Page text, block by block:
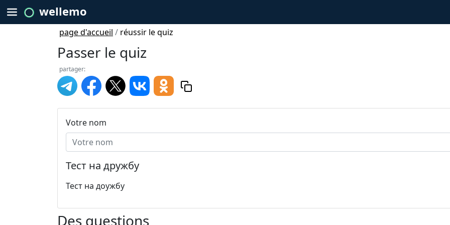
wellemo
page d'accueil / réussir le quiz
Passer le quiz
partager:
Votre nom
Тест на дружбу
Тест на доужбу
Des questions